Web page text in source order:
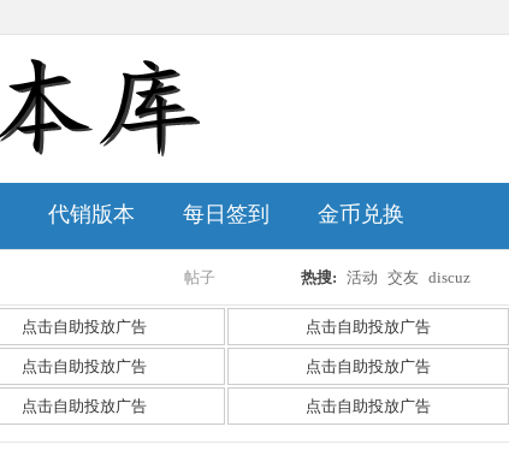
代销版本 每日签到 金币兑换
帖子
搜
热搜: 活动 交友 discuz
点击自助投放广告 点击自助投放广告
点击自助投放广告 点击自助投放广告
点击自助投放广告 点击自助投放广告